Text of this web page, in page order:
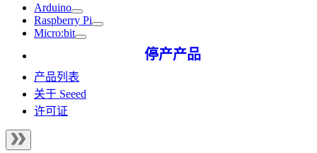
Arduino
Raspberry Pi
Micro:bit
停产产品
产品列表
关于 Seeed
许可证